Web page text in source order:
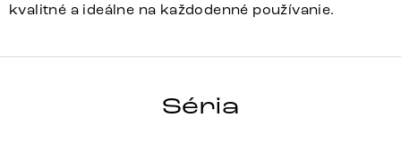
kvalitné a ideálne na každodenné používanie.
Séria
TAYA-FLEX